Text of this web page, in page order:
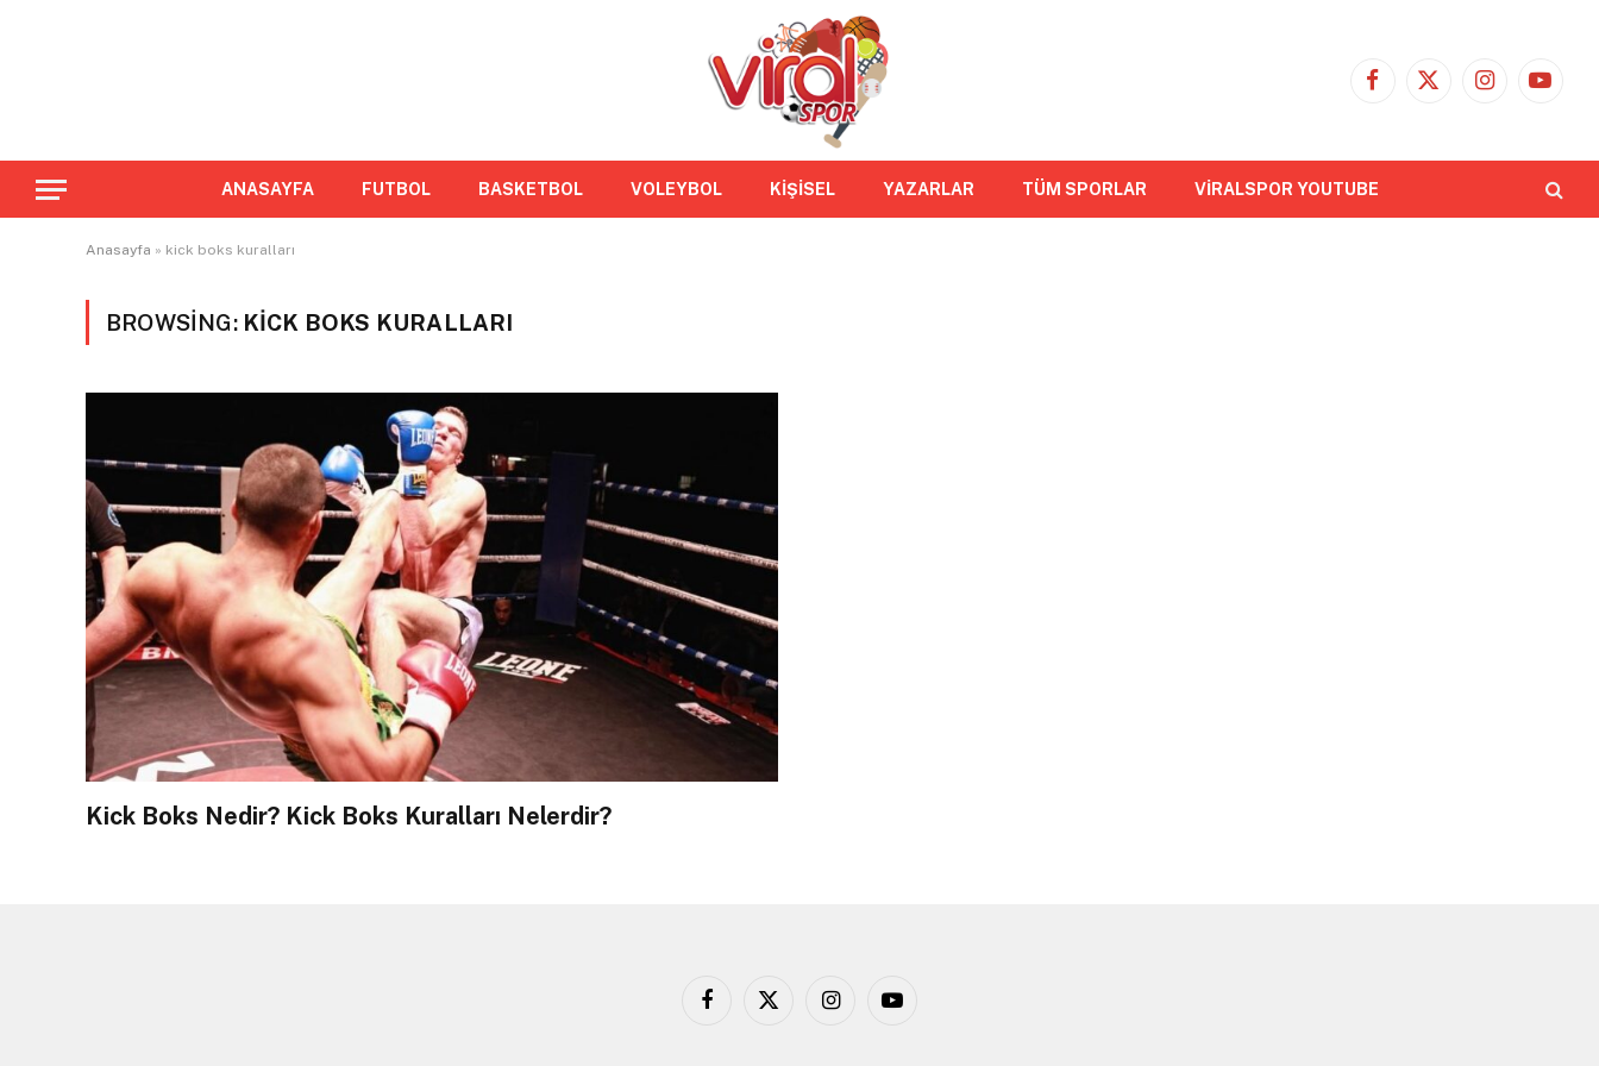
Facebook
X
Instagram
ANASAYFA FUTBOL BASKETBOL VOLEYBOL KİŞİSEL YAZARLAR TÜM SPORLAR VİRALSPOR YOUTUBE
Anasayfa » kick boks kuralları
BROWSING: KICK BOKS KURALLARI
Kick Boks Nedir? Kick Boks Kuralları Nelerdir?
Facebook
X
InstagramYouTube